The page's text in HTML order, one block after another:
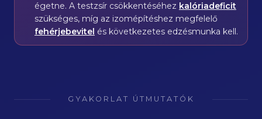
égetne. A testzsír csökkentéséhez kalóriadeficit
szükséges, míg az izomépítéshez megfelelő
fehérjebevitel és következetes edzésmunka kell.
GYAKORLAT ÚTMUTATÓK